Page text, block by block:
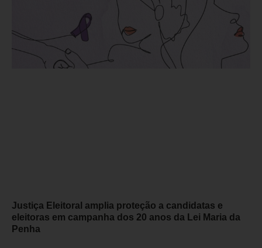
Justiça Eleitoral amplia proteção a candidatas e
eleitoras em campanha dos 20 anos da Lei Maria da
Penha